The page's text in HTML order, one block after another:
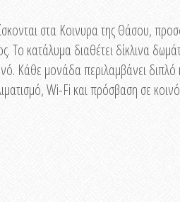
στα Κοινυρα της Θάσου,
Το κατάλυμα διαθέτει δίκλινα
Κάθε μονάδα περιλαμβάνει διπλό
Wi-Fi και πρόσβαση σε